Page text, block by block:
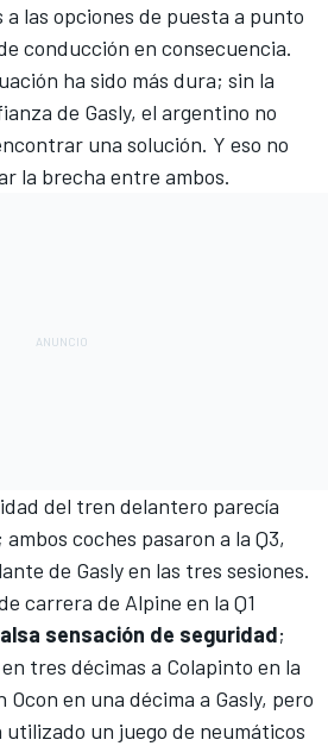
las opciones de puesta a punto
conducción en consecuencia.
ha sido más dura; sin la
de Gasly, el argentino no
una solución. Y eso no
la brecha entre ambos.
del tren delantero parecía
coches pasaron a la Q3,
de Gasly en las tres sesiones.
carrera de Alpine en la Q1
sensación de seguridad;
tres décimas a Colapinto en la
Ocon en una décima a Gasly, pero
utilizado un juego de neumáticos